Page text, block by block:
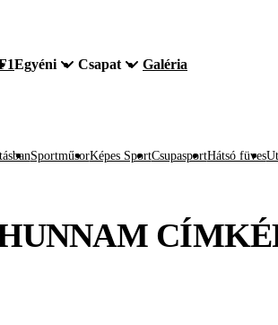
Egyéni Csapat Galéria
SportműsorKépes SportCsupasportHátsó füves